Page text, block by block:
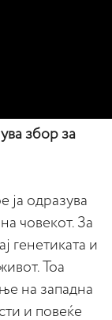
збор за
ја одразува
човекот. За
генетиката и
Тоа
на западна
и повеќе